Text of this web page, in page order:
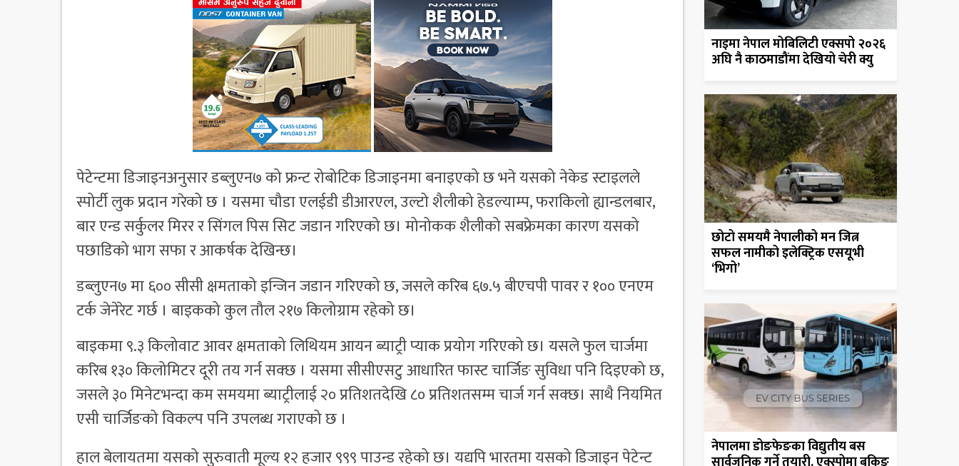
पेटेन्टमा डिजाइनअनुसार डब्लुएन७ को फ्रन्ट रोबोटिक डिजाइनमा बनाइएको छ भने यसको नेकेड स्टाइलले
स्पोर्टी लुक प्रदान गरेको छ । यसमा चौडा एलईडी डीआरएल, उल्टो शैलीको हेडल्याम्प, फराकिलो ह्यान्डलबार,
बार एन्ड सर्कुलर मिरर र सिंगल पिस सिट जडान गरिएको छ। मोनोकक शैलीको सबफ्रेमका कारण यसको
पछाडिको भाग सफा र आकर्षक देखिन्छ।
डब्लुएन७ मा ६०० सीसी क्षमताको इन्जिन जडान गरिएको छ, जसले करिब ६७.५ बीएचपी पावर र १०० एनएम
टर्क जेनेरेट गर्छ । बाइकको कुल तौल २१७ किलोग्राम रहेको छ।
बाइकमा ९.३ किलोवाट आवर क्षमताको लिथियम आयन ब्याट्री प्याक प्रयोग गरिएको छ। यसले फुल चार्जमा
करिब १३० किलोमिटर दूरी तय गर्न सक्छ । यसमा सीसीएसटु आधारित फास्ट चार्जिङ सुविधा पनि दिइएको छ,
जसले ३० मिनेटभन्दा कम समयमा ब्याट्रीलाई २० प्रतिशतदेखि ८० प्रतिशतसम्म चार्ज गर्न सक्छ। साथै नियमित
एसी चार्जिङको विकल्प पनि उपलब्ध गराएको छ ।
हाल बेलायतमा यसको सुरुवाती मूल्य १२ हजार ९९९ पाउन्ड रहेको छ। यद्यपि भारतमा यसको डिजाइन पेटेन्ट
नाइमा नेपाल मोबिलिटी एक्सपो २०२६
अघि नै काठमाडौंमा देखियो चेरी क्यु
छोटो समयमै नेपालीको मन जित्न
सफल नामीको इलेक्ट्रिक एसयूभी
‘भिगो’
नेपालमा डोङफेङका विद्युतीय बस